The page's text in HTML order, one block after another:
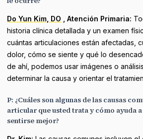
Do Yun Kim, DO , Atención Primaria:
historia clínica detallada y un examen
cuántas articulaciones están afectadas,
dolor, cómo se siente y qué lo
de ahí, podemos usar imágenes o
determinar la causa y orientar el
P: ¿Cuáles son algunas de las causas
articular que usted trata y cómo ayuda
sentirse mejor?